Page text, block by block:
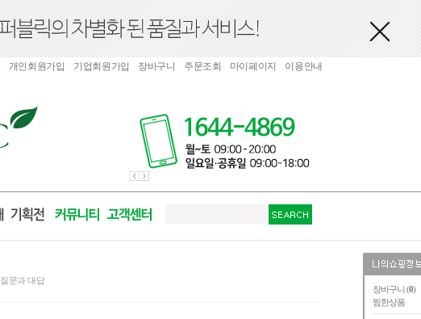
장바구니 (0)
찜한상품
개인회원가입 기업회원가입 장바구니 주문조회 마이페이지 이용안내
질문과 대답